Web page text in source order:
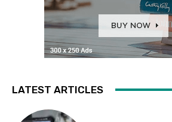
LATEST ARTICLES